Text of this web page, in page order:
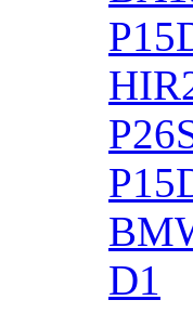
D1